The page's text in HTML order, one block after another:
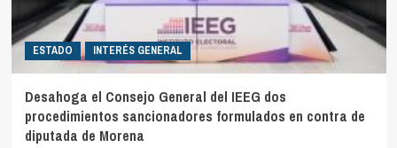
ESTADO INTERÉS GENERAL
Desahoga el Consejo General del IEEG dos
procedimientos sancionadores formulados en contra de
diputada de Morena